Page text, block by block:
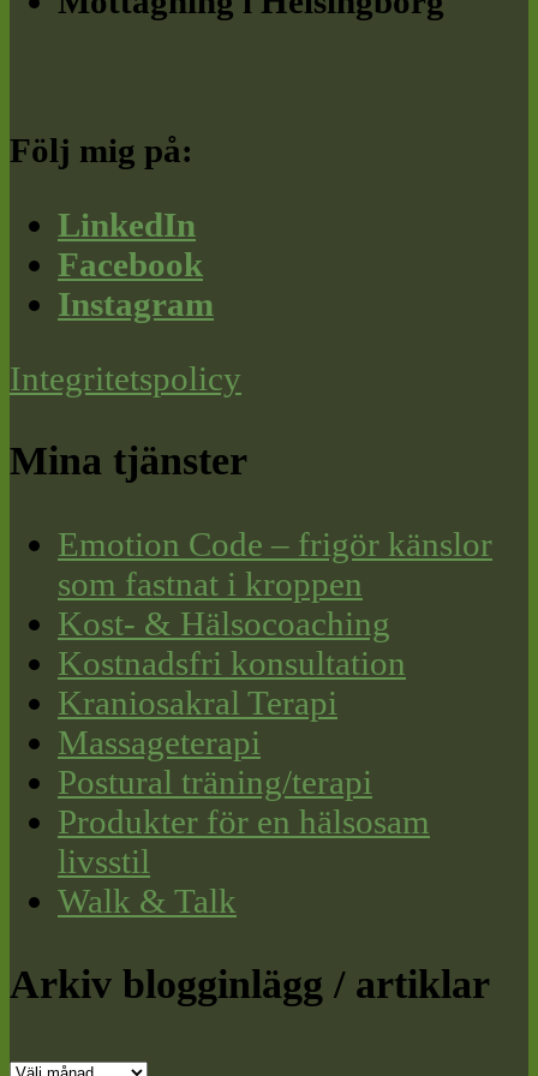
Följ mig på:
LinkedIn
Facebook
Instagram
Integritetspolicy
Mina tjänster
Emotion Code – frigör känslor
som fastnat i kroppen
Kost- & Hälsocoaching
Kostnadsfri konsultation
Kraniosakral Terapi
Massageterapi
Postural träning/terapi
Produkter för en hälsosam
livsstil
Walk & Talk
Arkiv blogginlägg / artiklar
Arkiv